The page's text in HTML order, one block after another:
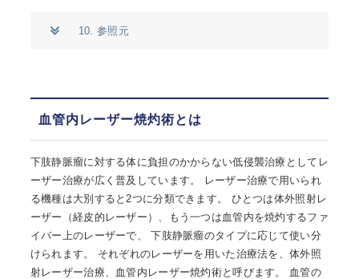
10. 参照元
血管内レーザー焼灼術とは
下肢静脈瘤に対する体に負担のかからない低侵襲治療としてレ
ーザー治療が広く普及しています。 レーザー治療で用いられ
る機種は大別すると2つに分類できます。 ひとつは体外照射レ
ーザー（経皮的レーザー）、もう一つは血管内を焼灼するファ
イバー上のレーザーで、 下肢静脈瘤のタイプに応じて使い分
けられます。 それぞれのレーザーを用いた治療法を、体外照
射レーザー治療、血管内レーザー焼灼術と呼びます。 血管の